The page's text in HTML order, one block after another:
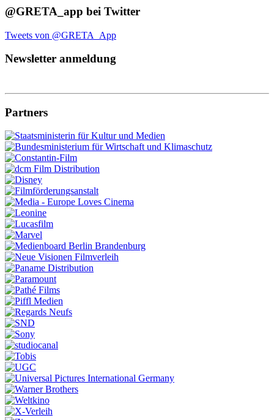
@GRETA_app bei Twitter
Tweets von @GRETA_App
Newsletter anmeldung
Partners